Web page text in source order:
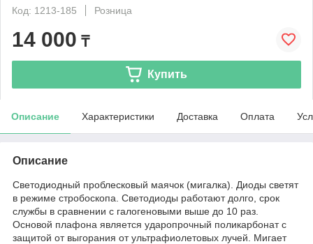
Код: 1213-185
Розница
14 000 ₸
Купить
Описание Характеристики Доставка Оплата
Описание
Светодиодный проблесковый маячок (мигалка). Диоды светят
в режиме стробоскопа. Светодиоды работают долго, срок
службы в сравнении с галогеновыми выше до 10 раз.
Основой плафона является ударопрочный поликарбонат с
защитой от выгорания от ультрафиолетовых лучей. Мигает